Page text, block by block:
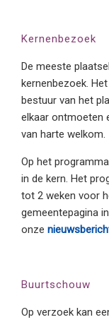
Kernenbezoek
De meeste
kernenbezoek.
bestuur van het
elkaar ontmoeten
van harte welkom.
Op het
in de kern. Het
tot 2 weken voor
gemeentepagina
onze
Buurtschouw
Op verzoek kan